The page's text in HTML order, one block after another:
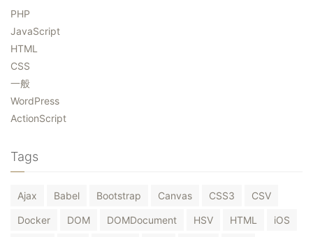
PHP
JavaScript
HTML
CSS
一般
WordPress
ActionScript
Tags
Ajax Babel Bootstrap Canvas CSS3 CSV
Docker DOM DOMDocument HSV HTML iOS